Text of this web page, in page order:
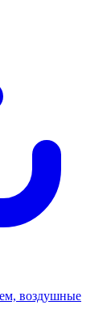
воздушные